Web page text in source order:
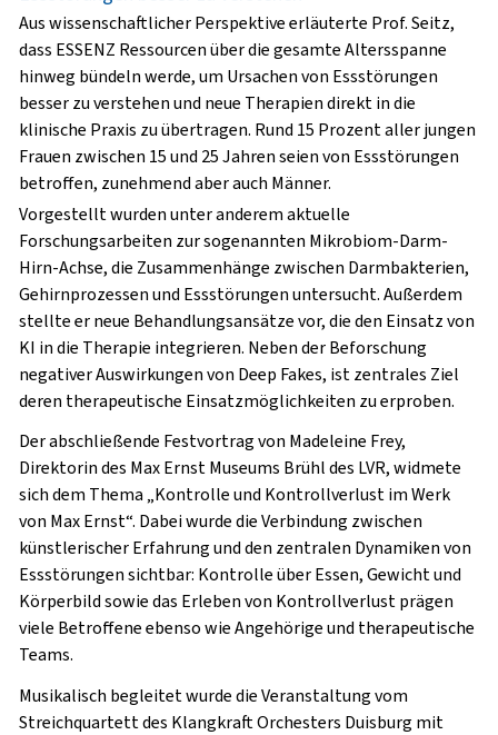
Aus wissenschaftlicher Perspektive erläuterte Prof. Seitz,
dass ESSENZ Ressourcen über die gesamte Altersspanne
hinweg bündeln werde, um Ursachen von Essstörungen
besser zu verstehen und neue Therapien direkt in die
klinische Praxis zu übertragen. Rund 15 Prozent aller jungen
Frauen zwischen 15 und 25 Jahren seien von Essstörungen
betroffen, zunehmend aber auch Männer.
Vorgestellt wurden unter anderem aktuelle
Forschungsarbeiten zur sogenannten Mikrobiom-Darm-
Hirn-Achse, die Zusammenhänge zwischen Darmbakterien,
Gehirnprozessen und Essstörungen untersucht. Außerdem
stellte er neue Behandlungsansätze vor, die den Einsatz von
KI in die Therapie integrieren. Neben der Beforschung
negativer Auswirkungen von Deep Fakes, ist zentrales Ziel
deren therapeutische Einsatzmöglichkeiten zu erproben.
Der abschließende Festvortrag von Madeleine Frey,
Direktorin des Max Ernst Museums Brühl des LVR, widmete
sich dem Thema „Kontrolle und Kontrollverlust im Werk
von Max Ernst“. Dabei wurde die Verbindung zwischen
künstlerischer Erfahrung und den zentralen Dynamiken von
Essstörungen sichtbar: Kontrolle über Essen, Gewicht und
Körperbild sowie das Erleben von Kontrollverlust prägen
viele Betroffene ebenso wie Angehörige und therapeutische
Teams.
Musikalisch begleitet wurde die Veranstaltung vom
Streichquartett des Klangkraft Orchesters Duisburg mit